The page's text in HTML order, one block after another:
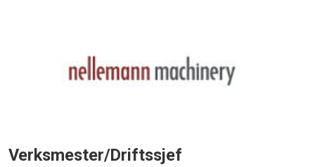
Verksmester/Driftssjef